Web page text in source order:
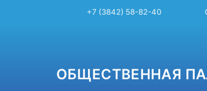
+7 (3842) 58-82-40
ОБЩЕСТВЕННАЯ